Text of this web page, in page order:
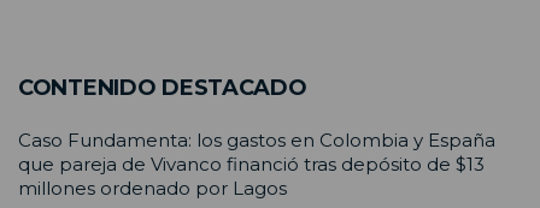
CONTENIDO DESTACADO
Caso Fundamenta: los gastos en Colombia y España
que pareja de Vivanco financió tras depósito de $13
millones ordenado por Lagos